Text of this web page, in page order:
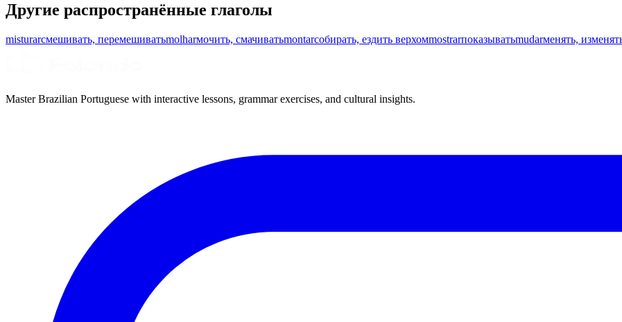
Другие распространённые глаголы
misturarсмешивать, перемешиватьmolharмочить, смачиватьmontarсобирать, ездить верхомmostrarпоказыватьmudarменять,
Master Brazilian Portuguese with interactive lessons, grammar exercises, and cultural insights.